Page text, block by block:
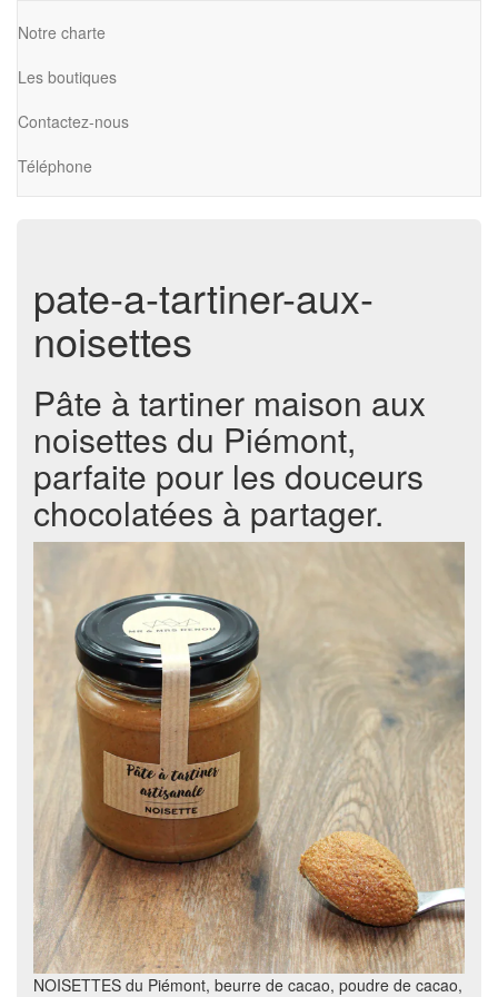
Notre charte
Les boutiques
Contactez-nous
Téléphone
pate-a-tartiner-aux-
noisettes
Pâte à tartiner maison aux
noisettes du Piémont,
parfaite pour les douceurs
chocolatées à partager.
NOISETTES du Piémont, beurre de cacao, poudre de cacao,